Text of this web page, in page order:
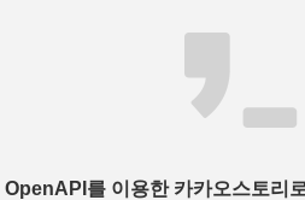
OpenAPI를 이용한 카카오스토리